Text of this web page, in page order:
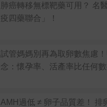
肺癌轉移無標靶藥可用？ 名
疫四藥聯合」！
試管媽媽別再為取卵數焦慮
念：懷孕率、活產率比任何
AMH過低 ≠ 卵子品質差！ 排